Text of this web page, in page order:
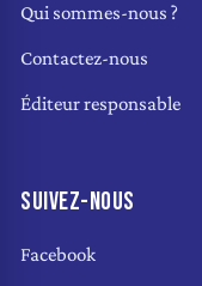
Qui sommes-nous ?
Contactez-nous
Éditeur responsable
SUIVEZ-NOUS
Facebook